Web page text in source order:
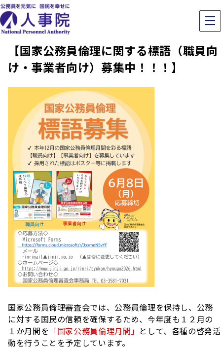
【国家公務員倫理に関する標語（職員向
け・事業者向け）募集中！！！】
国家公務員倫理審査会では、公務員倫理を保持し、公務
に対する国民の信頼を確保するため、今年度も１２月の
１か月間を 「国家公務員倫理月間」 として、各種の啓発活
動を行うことを予定しています。